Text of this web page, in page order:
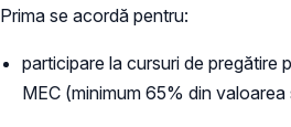
Prima se acordă pentru:
participare la cursuri de pregătire
MEC (minimum 65% din valoarea